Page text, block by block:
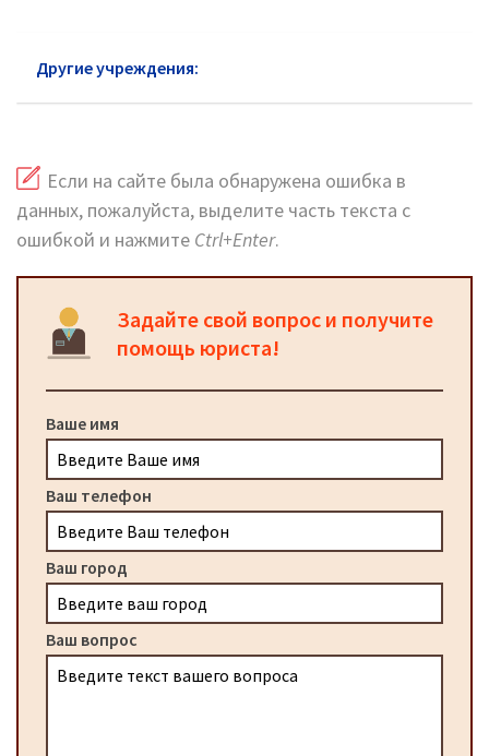
Другие учреждения:
Если на сайте была обнаружена ошибка в
данных, пожалуйста, выделите часть текста с
ошибкой и нажмите Ctrl+Enter.
Задайте свой вопрос и получите
помощь юриста!
Ваше имя
Ваш телефон
Ваш город
Ваш вопрос